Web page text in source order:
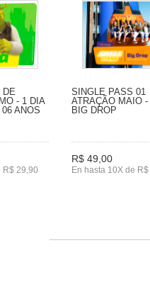
DE
- 1 DIA
ANOS
R$ 29,90
SINGLE PASS 01
ATRAÇÃO MAIO -
BIG DROP
R$ 49,00
En hasta 10X de R$